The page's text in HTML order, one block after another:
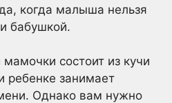
когда малыша нельзя
бабушкой.
состоит из кучи
ребенке занимает
Однако вам нужно